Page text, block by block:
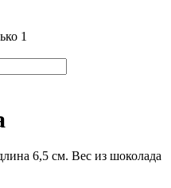
1
6,5 см. Вес из шоколада